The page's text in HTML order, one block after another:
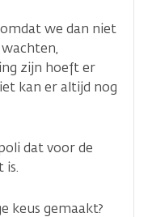
we dan niet
zijn hoeft er
kan er altijd nog
dat voor de
is.
keus gemaakt?